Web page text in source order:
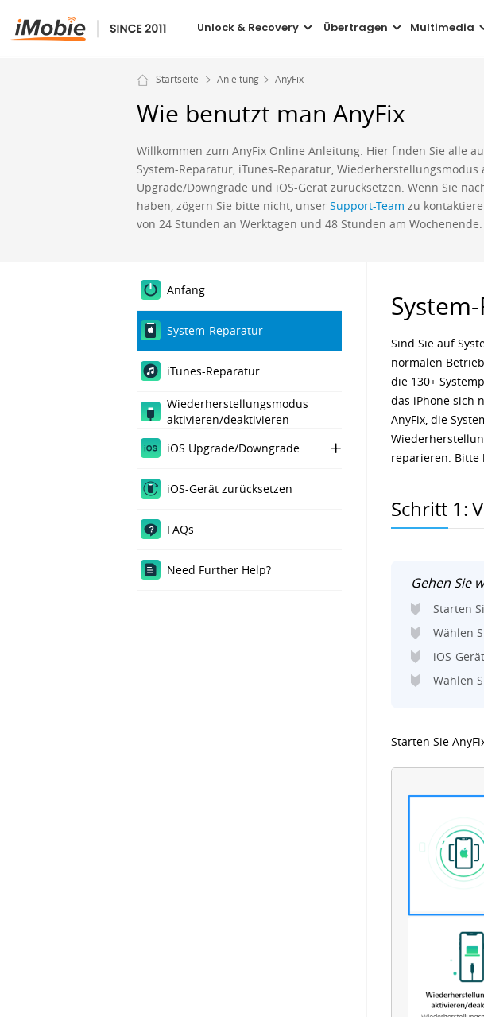
Unlock & Recovery Übertragen Multimedia
Startseite Anleitung AnyFix
Wie benutzt man AnyFix
Willkommen zum AnyFix Online Anleitung. Hier finden Sie alle
System-Reparatur, iTunes-Reparatur,
Upgrade/Downgrade und iOS-Gerät zurücksetzen. Wenn Sie
haben, zögern Sie bitte nicht, unser Support-Team zu
von 24 Stunden an Werktagen und 48 Stunden am Wochenende.
Anfang
System-Reparatur
iTunes-Reparatur
Wiederherstellungsmodus
aktivieren/deaktivieren
iOS Upgrade/Downgrade
iOS Upgrade
iOS-Gerät zurücksetzen
FAQs
Need Further Help?
Sind Sie auf
normalen
die 130+
das iPhone sich
AnyFix, die
reparieren. Bitte
Schritt 1:
Gehen Sie
Starten
Wählen
iOS-
Wählen
Starten Sie